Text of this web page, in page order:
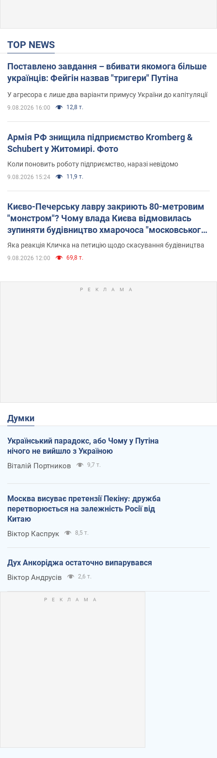
TOP NEWS
Поставлено завдання – вбивати якомога більше
українців: Фейгін назвав "тригери" Путіна
У агресора є лише два варіанти примусу України до капітуляції
9.08.2026 16:00 12,8 т.
Армія РФ знищила підприємство Kromberg &
Schubert у Житомирі. Фото
Коли поновить роботу підприємство, наразі невідомо
9.08.2026 15:24 11,9 т.
Києво-Печерську лавру закриють 80-метровим
"монстром"? Чому влада Києва відмовилась
зупиняти будівництво хмарочоса "московського
вірянина"
Яка реакція Кличка на петицію щодо скасування будівництва
9.08.2026 12:00 69,8 т.
Думки
Український парадокс, або Чому у Путіна
нічого не вийшло з Україною
Віталій Портников 9,7 т.
Москва висуває претензії Пекіну: дружба
перетворюється на залежність Росії від
Китаю
Віктор Каспрук 8,5 т.
Дух Анкоріджа остаточно випарувався
Віктор Андрусів 2,6 т.